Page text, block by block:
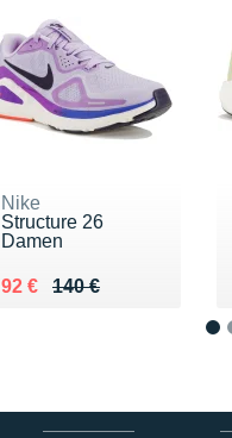
Nike
Structure 26
Damen
140 €
Au lieu de 140 €
92 €
Vendu 92 €